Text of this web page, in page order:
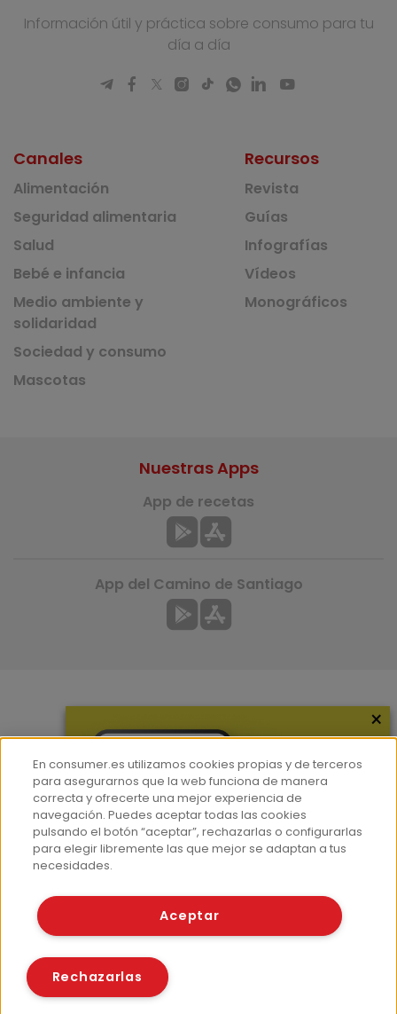
Información útil y práctica sobre consumo para tu
día a día
Canales
Alimentación
Seguridad alimentaria
Salud
Bebé e infancia
Medio ambiente y
solidaridad
Sociedad y consumo
Mascotas
Recursos
Revista
Guías
Infografías
Vídeos
Monográficos
Hemeroteca
Contacto
Prensa
Corpus Lingüístico Consumer
Nuestras Apps
App de recetas
App del Camino de Santiago
© Fundación EROSKI
Políticas de cookies
×
En consumer.es utilizamos cookies propias y de terceros
para asegurarnos que la web funciona de manera
correcta y ofrecerte una mejor experiencia de
navegación. Puedes aceptar todas las cookies
pulsando el botón “aceptar”, rechazarlas o configurarlas
para elegir libremente las que mejor se adaptan a tus
necesidades.
Aceptar
Rechazarlas